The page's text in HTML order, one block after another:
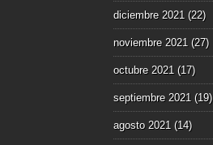
diciembre 2021 (22)
noviembre 2021 (27)
octubre 2021 (17)
septiembre 2021 (19)
agosto 2021 (14)